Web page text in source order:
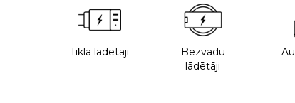
Tīkla lādētāji
Bezvadu
lādētāji